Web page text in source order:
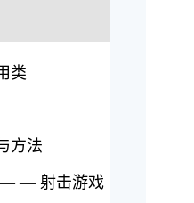
类
方法
— — 射击游戏